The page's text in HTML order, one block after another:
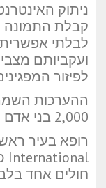
קבלת
לבלתי
ועקביותם
לפיזור
ההערכות
2,000 בני אדם נהרגו ב-48 השעות האחרונות.
חולים אחד